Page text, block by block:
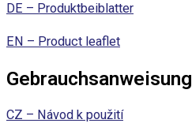
DE – Produktbeiblatter
EN – Product leaflet
Gebrauchsanweisung
CZ – Návod k použití